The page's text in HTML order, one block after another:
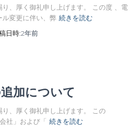
、厚く御礼申し上げます。 この度 、電
変更に伴い、弊 続きを読む
日時:2年前
加について
、厚く御礼申し上げます。 この
社」および「 続きを読む